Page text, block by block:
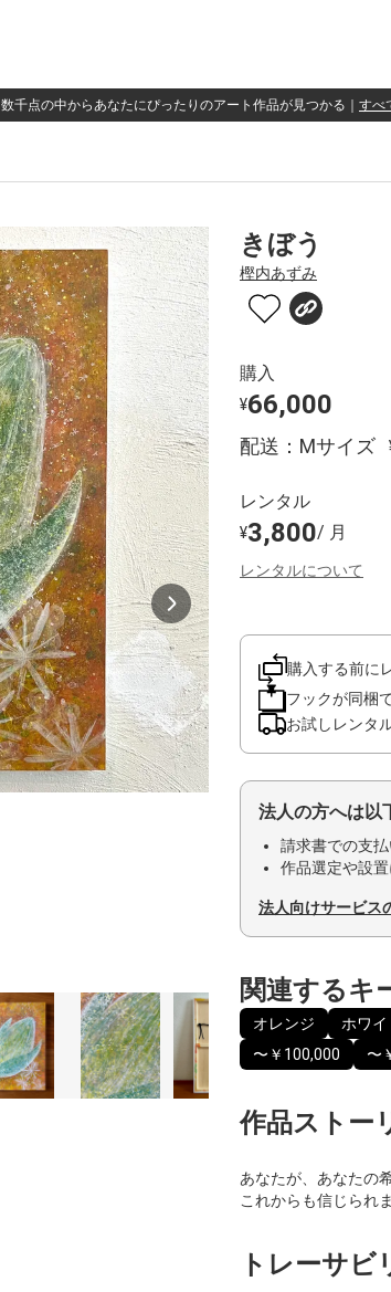
数千点の中からあなたにぴったりのアート作品が見つかる すべ
きぼう
樫内あずみ
購入
¥66,000
配送：Mサイズ
レンタル
¥3,800/ 月
レンタルについて
購入する前に
フックが同梱
お試しレンタ
法人の方へは以
請求書での支
作品選定や設
法人向けサービス
関連するキ
オレンジ ホワイ
〜￥100,000
〜
作品ストー
あなたが、あなたの
これからも信じられ
トレーサビ